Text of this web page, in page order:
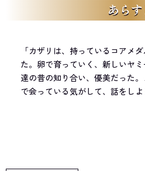
あらす
「カザリは、持っているコアメ
た。卵で育っていく、新しいヤ
達の昔の知り合い、優美だった
で会っている気がして、話をし